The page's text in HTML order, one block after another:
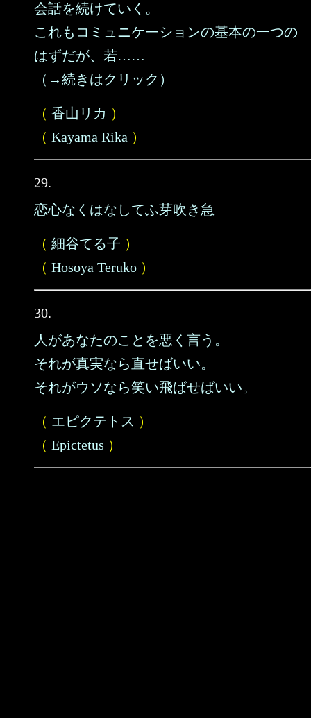
会話を続けていく。
これもコミュニケーションの基本の一つの
はずだが、若……
（→続きはクリック）
（ 香山リカ ）
（ Kayama Rika ）
29.
恋心なくはなしてふ芽吹き急
（ 細谷てる子 ）
（ Hosoya Teruko ）
30.
人があなたのことを悪く言う。
それが真実なら直せばいい。
それがウソなら笑い飛ばせばいい。
（ エピクテトス ）
（ Epictetus ）